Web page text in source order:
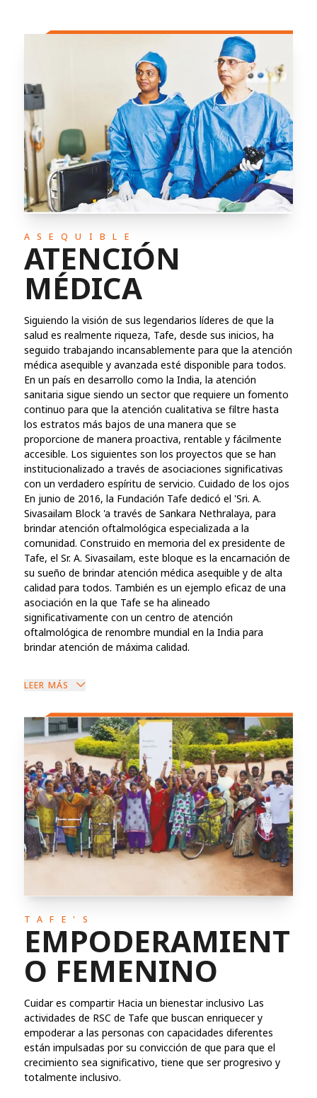
ASEQUIBLE
ATENCIÓN
MÉDICA
Siguiendo la visión de sus legendarios líderes de que la
salud es realmente riqueza, Tafe, desde sus inicios, ha
seguido trabajando incansablemente para que la atención
médica asequible y avanzada esté disponible para todos.
En un país en desarrollo como la India, la atención
sanitaria sigue siendo un sector que requiere un fomento
continuo para que la atención cualitativa se filtre hasta
los estratos más bajos de una manera que se
proporcione de manera proactiva, rentable y fácilmente
accesible. Los siguientes son los proyectos que se han
institucionalizado a través de asociaciones significativas
con un verdadero espíritu de servicio. Cuidado de los ojos
En junio de 2016, la Fundación Tafe dedicó el 'Sri. A.
Sivasailam Block 'a través de Sankara Nethralaya, para
brindar atención oftalmológica especializada a la
comunidad. Construido en memoria del ex presidente de
Tafe, el Sr. A. Sivasailam, este bloque es la encarnación de
su sueño de brindar atención médica asequible y de alta
calidad para todos. También es un ejemplo eficaz de una
asociación en la que Tafe se ha alineado
significativamente con un centro de atención
oftalmológica de renombre mundial en la India para
brindar atención de máxima calidad.
LEER MÁS
TAFE'S
EMPODERAMIENT
O FEMENINO
Cuidar es compartir Hacia un bienestar inclusivo Las
actividades de RSC de Tafe que buscan enriquecer y
empoderar a las personas con capacidades diferentes
están impulsadas por su convicción de que para que el
crecimiento sea significativo, tiene que ser progresivo y
totalmente inclusivo.